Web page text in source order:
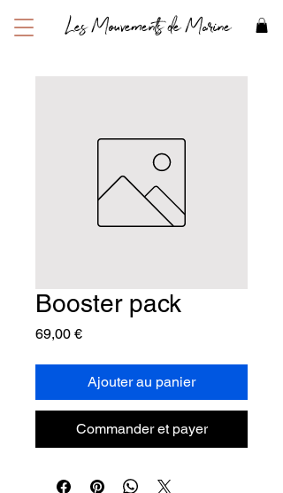
Les Mouvements de Marine
Booster pack
69,00 €Prix
Ajouter au panier
Commander et payer